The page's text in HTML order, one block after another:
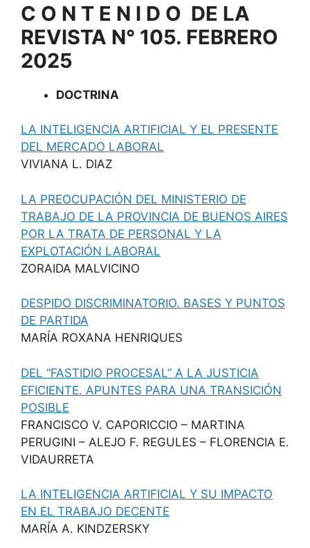
C O N T E N I D O DE LA
REVISTA N° 105. FEBRERO
2025
DOCTRINA
LA INTELIGENCIA ARTIFICIAL Y EL PRESENTE
DEL MERCADO LABORAL
VIVIANA L. DIAZ
LA PREOCUPACIÓN DEL MINISTERIO DE
TRABAJO DE LA PROVINCIA DE BUENOS AIRES
POR LA TRATA DE PERSONAL Y LA
EXPLOTACIÓN LABORAL
ZORAIDA MALVICINO
DESPIDO DISCRIMINATORIO. BASES Y PUNTOS
DE PARTIDA
MARÍA ROXANA HENRIQUES
DEL “FASTIDIO PROCESAL” A LA JUSTICIA
EFICIENTE. APUNTES PARA UNA TRANSICIÓN
POSIBLE
FRANCISCO V. CAPORICCIO – MARTINA
PERUGINI – ALEJO F. REGULES – FLORENCIA E.
VIDAURRETA
LA INTELIGENCIA ARTIFICIAL Y SU IMPACTO
EN EL TRABAJO DECENTE
MARÍA A. KINDZERSKY